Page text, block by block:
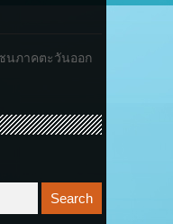
นภาคตะวันออก